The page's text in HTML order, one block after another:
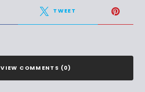
TWEET
VIEW COMMENTS (0)